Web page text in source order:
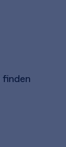
finden